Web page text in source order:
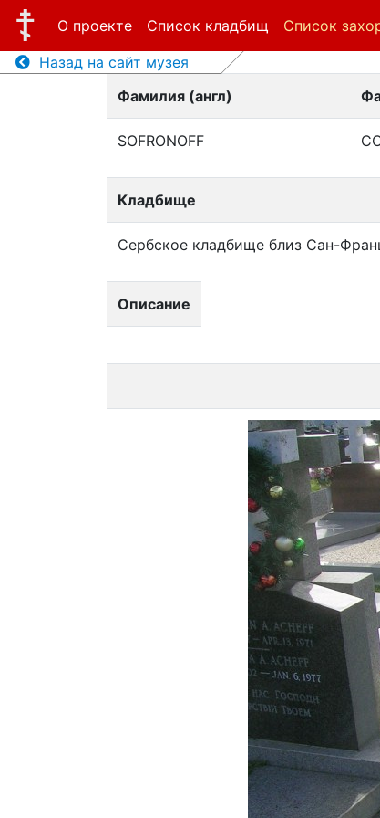
О проекте Список кладбищ Список
Назад на сайт музея
Фамилия (англ)
SOFRONOFF
Кладбище
Сербское кладбище близ Сан-
Описание